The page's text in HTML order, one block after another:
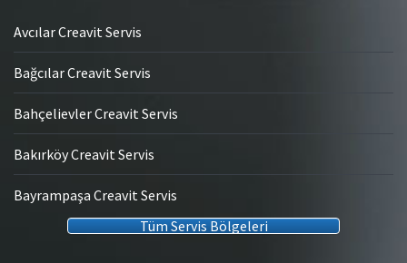
Avcılar Creavit Servis
Bağcılar Creavit Servis
Bahçelievler Creavit Servis
Bakırköy Creavit Servis
Bayrampaşa Creavit Servis
Tüm Servis Bölgeleri